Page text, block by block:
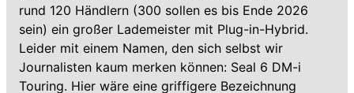
rund 120 Händlern (300 sollen es bis Ende 2026
sein) ein großer Lademeister mit Plug-in-Hybrid.
Leider mit einem Namen, den sich selbst wir
Journalisten kaum merken können: Seal 6 DM-i
Touring. Hier wäre eine griffigere Bezeichnung